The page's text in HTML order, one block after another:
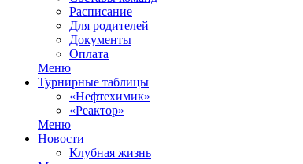
Расписание
Для родителей
Документы
Оплата
Меню
Турнирные таблицы
«Нефтехимик»
«Реактор»
Меню
Новости
Клубная жизнь